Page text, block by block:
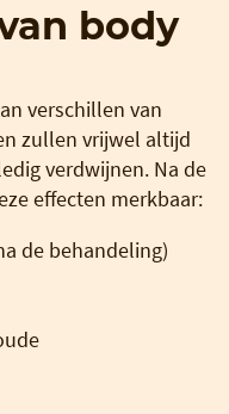
body
verschillen van
zullen vrijwel altijd
verdwijnen. Na de
effecten merkbaar:
de behandeling)